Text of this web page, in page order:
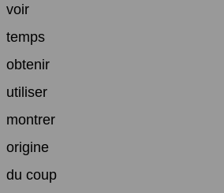
voir
temps
obtenir
utiliser
montrer
origine
du coup